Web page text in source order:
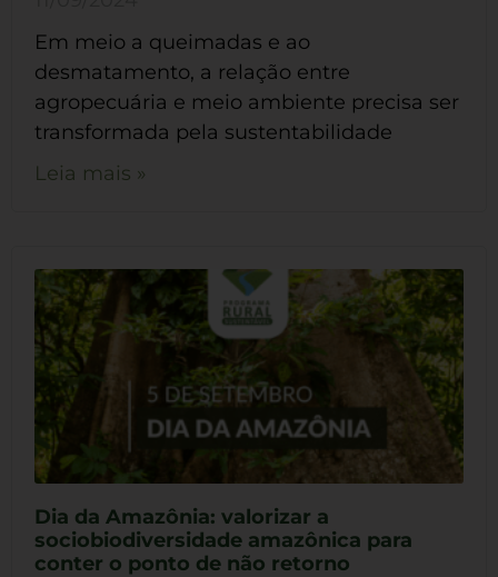
Em meio a queimadas e ao
desmatamento, a relação entre
agropecuária e meio ambiente precisa ser
transformada pela sustentabilidade
Leia mais »
Dia da Amazônia: valorizar a
sociobiodiversidade amazônica para
conter o ponto de não retorno